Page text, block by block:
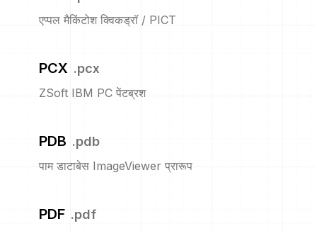
एप्पल मैकिंटोश क्विकड्रॉ / PICT
PCX .pcx
ZSoft IBM PC पेंटब्रश
PDB .pdb
पाम डाटाबेस ImageViewer प्रारूप
PDF .pdf